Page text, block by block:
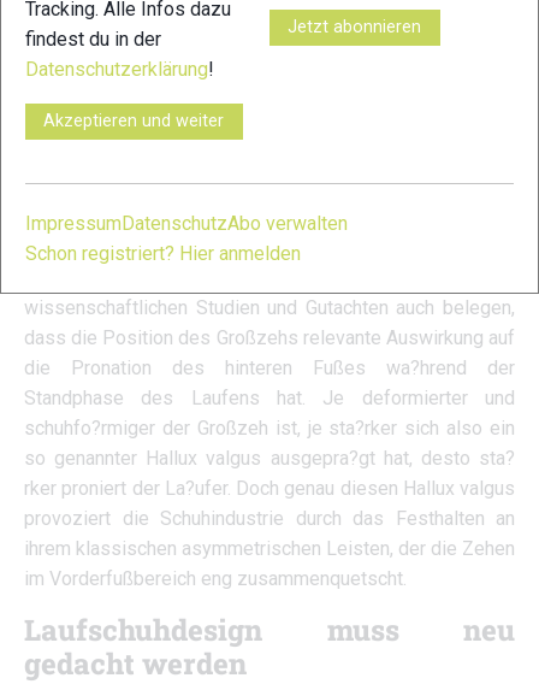
gehen sollte, indem sie ihren Fuß nach außen drehen und
deutlich u?berpronieren. Auch der neueste Trend der
Laufschuhhersteller, Carbonplatten in der Mittelsohle zu
verbauen, um die Performance zu verbessern, ist nahezu
paradox. Denn der Fuß ist damit mehr oder weniger in eine
haben und immer schwa?cher werden.
wissenschaftlichen Studien und Gutachten auch belegen,
dass die Position des Großzehs relevante Auswirkung auf
die Pronation des hinteren Fußes wa?hrend der
Standphase des Laufens hat. Je deformierter und
schuhfo?rmiger der Großzeh ist, je sta?rker sich also ein
so genannter Hallux valgus ausgepra?gt hat, desto sta?
rker proniert der La?ufer. Doch genau diesen Hallux valgus
provoziert die Schuhindustrie durch das Festhalten an
ihrem klassischen asymmetrischen Leisten, der die Zehen
im Vorderfußbereich eng zusammenquetscht.
Laufschuhdesign muss neu
gedacht werden
Tracking. Alle Infos dazu
findest du in der
Datenschutzerklärung!
Akzeptieren und weiter
Jetzt abonnieren
Impressum DatenschutzAbo verwalten
Schon registriert? Hier anmelden